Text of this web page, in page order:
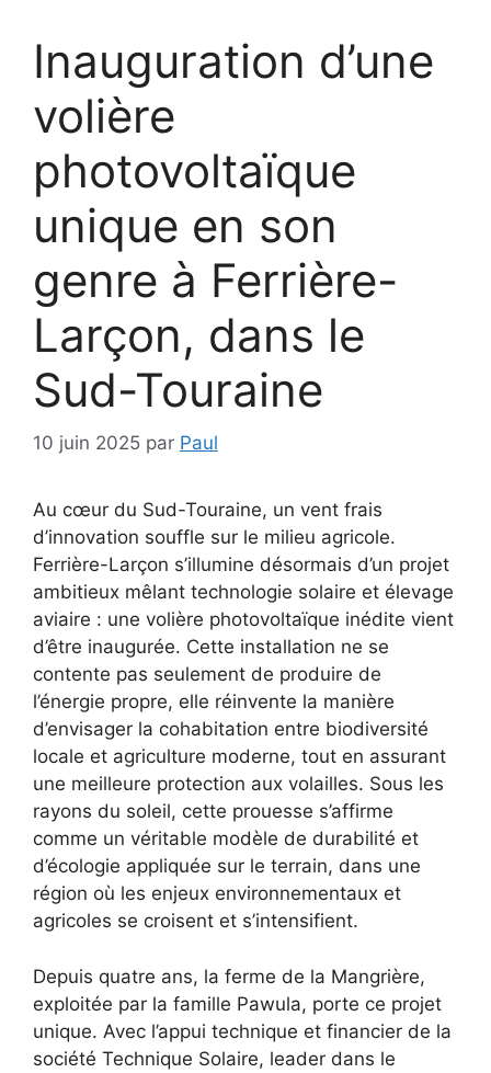
Inauguration d’une
volière
photovoltaïque
unique en son
genre à Ferrière-
Larçon, dans le
Sud-Touraine
10 juin 2025 par Paul
Au cœur du Sud-Touraine, un vent frais
d’innovation souffle sur le milieu agricole.
Ferrière-Larçon s’illumine désormais d’un projet
ambitieux mêlant technologie solaire et élevage
aviaire : une volière photovoltaïque inédite vient
d’être inaugurée. Cette installation ne se
contente pas seulement de produire de
l’énergie propre, elle réinvente la manière
d’envisager la cohabitation entre biodiversité
locale et agriculture moderne, tout en assurant
une meilleure protection aux volailles. Sous les
rayons du soleil, cette prouesse s’affirme
comme un véritable modèle de durabilité et
d’écologie appliquée sur le terrain, dans une
région où les enjeux environnementaux et
agricoles se croisent et s’intensifient.
Depuis quatre ans, la ferme de la Mangrière,
exploitée par la famille Pawula, porte ce projet
unique. Avec l’appui technique et financier de la
société Technique Solaire, leader dans le